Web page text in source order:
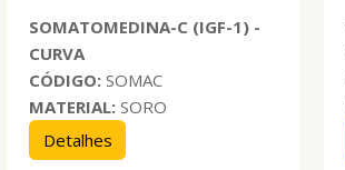
SOMATOMEDINA-C (IGF-1) -
CURVA
CÓDIGO:SOMAC
MATERIAL: SORO
Detalhes